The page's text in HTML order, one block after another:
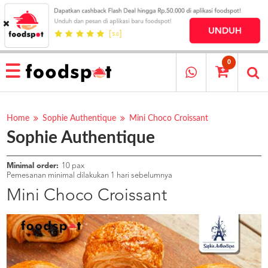
HOME
MENU
RESTAURANT
PESAN
OUR
COMPANY
KATA
MEREKA
KATALOG
LOYALTY
PROGRAM
FAQ
ABOUT
0
Home Sophie Authentique Mini Choco Croissant
Sophie Authentique
Minimal order: 10 pax
Pemesanan minimal dilakukan 1 hari sebelumnya
Mini Choco Croissant